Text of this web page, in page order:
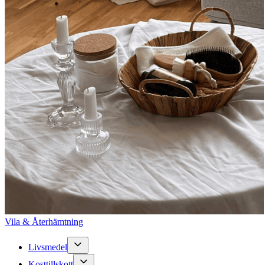
Vila & Återhämtning
Livsmedel